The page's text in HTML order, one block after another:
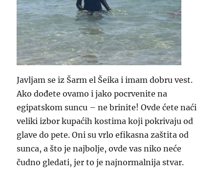
Javljam se iz Šarm el Šeika i imam dobru vest.
Ako dođete ovamo i jako pocrvenite na
egipatskom suncu – ne brinite! Ovde ćete naći
veliki izbor kupaćih kostima koji pokrivaju od
glave do pete. Oni su vrlo efikasna zaštita od
sunca, a što je najbolje, ovde vas niko neće
čudno gledati, jer to je najnormalnija stvar.